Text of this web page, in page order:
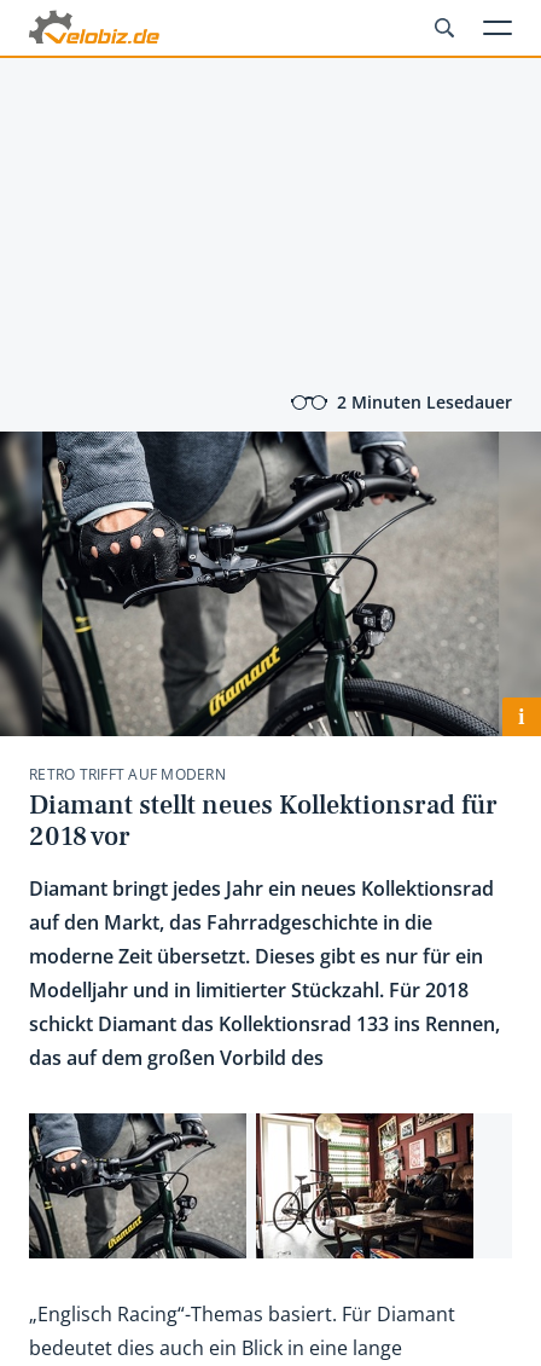
2 Minuten Lesedauer
i
RETRO TRIFFT AUF MODERN
Diamant stellt neues Kollektionsrad für
2018 vor
Diamant bringt jedes Jahr ein neues Kollektionsrad
auf den Markt, das Fahrradgeschichte in die
moderne Zeit übersetzt. Dieses gibt es nur für ein
Modelljahr und in limitierter Stückzahl. Für 2018
schickt Diamant das Kollektionsrad 133 ins Rennen,
das auf dem großen Vorbild des
„Englisch Racing“-Themas basiert. Für Diamant
bedeutet dies auch ein Blick in eine lange